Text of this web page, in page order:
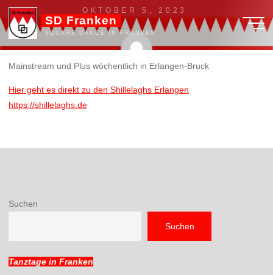
Zum
Inhalt
springen
SD Franken
SQUARE DANCE IN FRANKEN
OKTOBER 5, 2023
Mainstream und Plus wöchentlich in Erlangen-Bruck
Hier geht es direkt zu den Shillelaghs Erlangen
https://shillelaghs.de
Suchen
Suchen
Tanztage in Franken